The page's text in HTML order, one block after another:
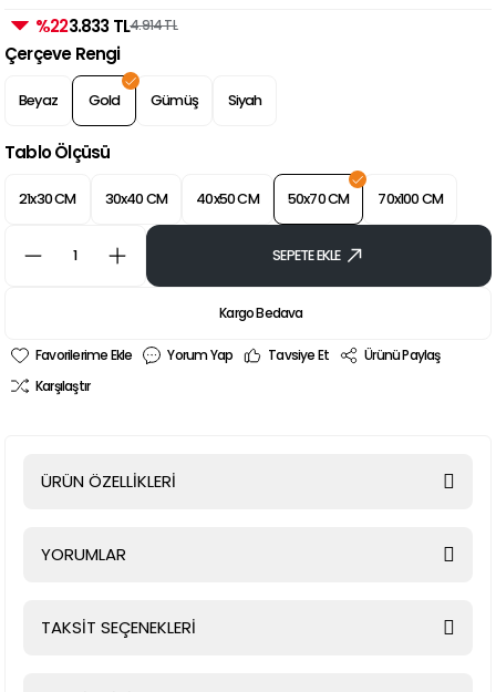
%223.833 TL4.914 TL
Çerçeve Rengi
Beyaz Gold Gümüş Siyah
Tablo Ölçüsü
21x30 CM 30x40 CM 40x50 CM 50x70 CM 70x100 CM
SEPETE EKLE
Kargo Bedava
Yorum Yap Tavsiye Et
Ürünü Paylaş
Karşılaştır
ÜRÜN ÖZELLİKLERİ
YORUMLAR
TAKSİT SEÇENEKLERİ